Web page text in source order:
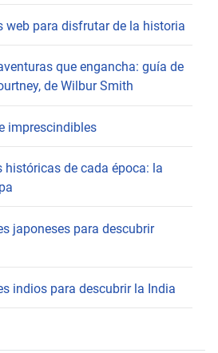
web para disfrutar de la historia
que engancha: guía de
de Wilbur Smith
imprescindibles
históricas de cada época: la
japoneses para descubrir
indios para descubrir la India